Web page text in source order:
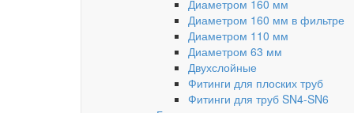
Диаметром 160 мм
Диаметром 160 мм в фильтре
Диаметром 110 мм
Диаметром 63 мм
Двухслойные
Фитинги для плоских труб
Фитинги для труб SN4-SN6